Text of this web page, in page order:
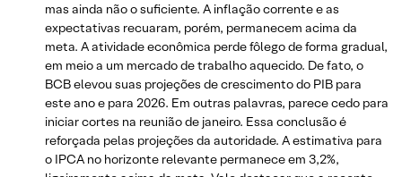
mas ainda não o suficiente. A inflação corrente e as
expectativas recuaram, porém, permanecem acima da
meta. A atividade econômica perde fôlego de forma gradual,
em meio a um mercado de trabalho aquecido. De fato, o
BCB elevou suas projeções de crescimento do PIB para
este ano e para 2026. Em outras palavras, parece cedo para
iniciar cortes na reunião de janeiro. Essa conclusão é
reforçada pelas projeções da autoridade. A estimativa para
o IPCA no horizonte relevante permanece em 3,2%,